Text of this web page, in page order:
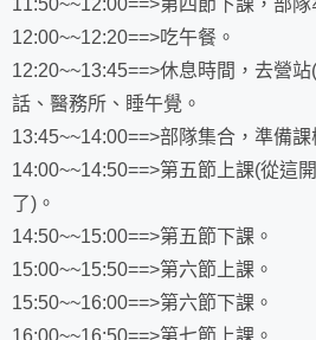
11:50~~12:00==>第四節下課，部隊
12:00~~12:20==>吃午餐。
12:20~~13:45==>休息時間，去營
話、醫務所、睡午覺。
13:45~~14:00==>部隊集合，準備課
14:00~~14:50==>第五節上課(從這
了)。
14:50~~15:00==>第五節下課。
15:00~~15:50==>第六節上課。
15:50~~16:00==>第六節下課。
16:00~~16:50==>第七節上課。